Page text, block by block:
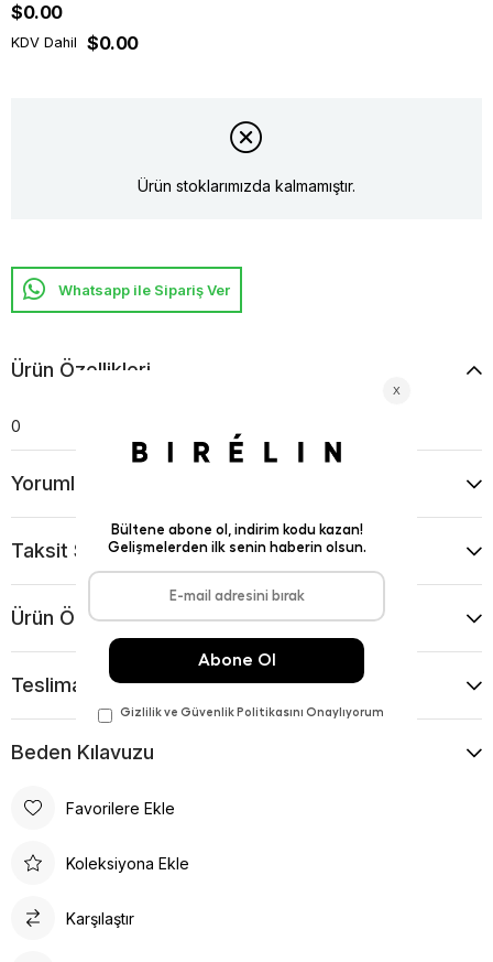
$0.00
KDV Dahil $0.00
Ürün stoklarımızda kalmamıştır.
Whatsapp ile Sipariş Ver
Ürün Özellikleri
0
Yorumlar
Taksit Seçenekleri
Ürün Önerileri
Teslimat Ve İade Koşulları
Beden Kılavuzu
Favorilere Ekle
Koleksiyona Ekle
Karşılaştır